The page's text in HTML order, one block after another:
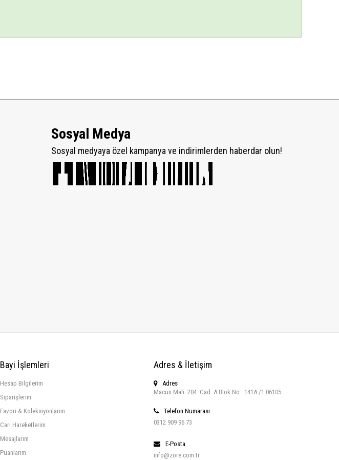
Sosyal Medya
Sosyal medyaya özel kampanya ve indirimlerden haberdar olun!
Bayi İşlemleri
Hesap Bilgilerim
Siparişlerim
Favori & Koleksiyonlarım
Cari Hareketlerim
Mesajlarım
Puanlarım
Adres & İletişim
Adres
Macun Mah. 204. Cad. A Blok No : 141A /1 06105
Telefon Numarası
0312 909 96 73
E-Posta
info@zore.com.tr